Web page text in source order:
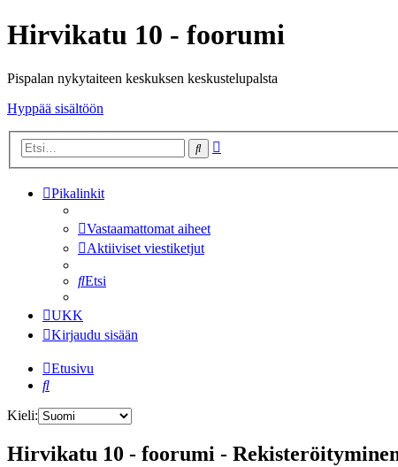
Hirvikatu 10 - foorumi
Pispalan nykytaiteen keskuksen keskustelupalsta
Hyppää sisältöön
Etsi
Pikalinkit
Vastaamattomat aiheet
Aktiiviset viestiketjut
Etsi
UKK
Kirjaudu sisään
Etusivu
Etsi
Kieli:
Hirvikatu 10 - foorumi -